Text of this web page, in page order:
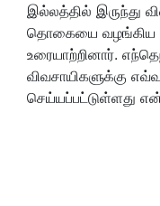
இல்லத்தில் இருந்து
தொகையை வழங்கிய
உரையாற்றினார்.
விவசாயிகளுக்கு
செய்யப்பட்டுள்ளது